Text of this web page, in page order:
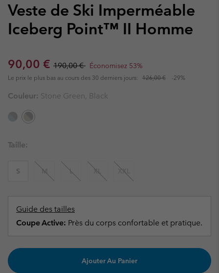
Veste de Ski Imperméable
Iceberg Point™ II Homme
Sale price:
90,00 € Regular price:
190,00 € Économisez 53%
Le prix le plus bas au cours des 30 derniers jours: 126,00 € -29%
Couleur: Stone Green, Black
Taille:
S M L XL XXL
Guide des tailles
Coupe Active: Près du corps confortable et pratique.
Ajouter Au Panier